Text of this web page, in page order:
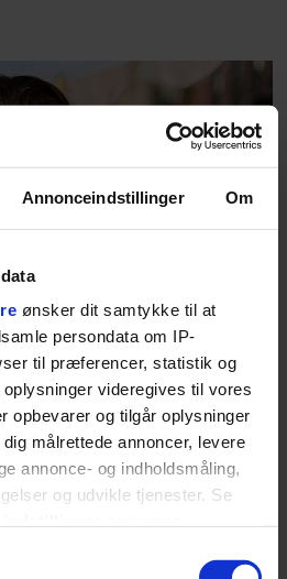
Annonceindstillinger Om
ønsker dit samtykke til at
persondata om IP-
til præferencer, statistik og
videregives til vores
opbevarer og tilgår oplysninger
målrettede annoncer, levere
annonce- og indholdsmåling,
og udvikle tjenester. Se
fra vores